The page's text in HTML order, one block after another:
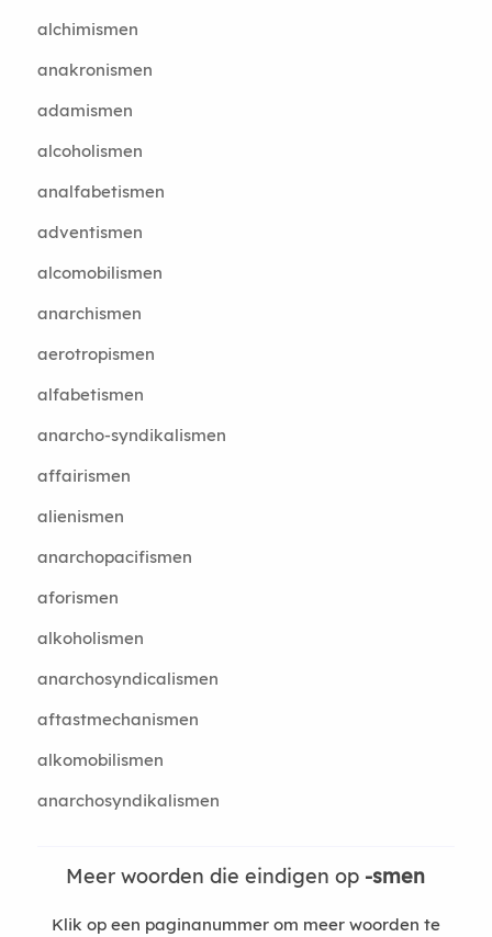
alchimismen
anakronismen
adamismen
alcoholismen
analfabetismen
adventismen
alcomobilismen
anarchismen
aerotropismen
alfabetismen
anarcho-syndikalismen
affairismen
alienismen
anarchopacifismen
aforismen
alkoholismen
anarchosyndicalismen
aftastmechanismen
alkomobilismen
anarchosyndikalismen
Meer woorden die eindigen op -smen
Klik op een paginanummer om meer woorden te